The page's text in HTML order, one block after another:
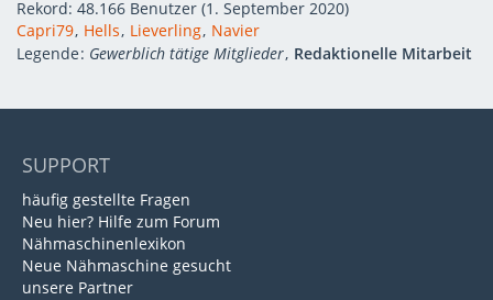
Rekord: 48.166 Benutzer (1. September 2020)
Capri79 Hells Lieverling Navier
Legende Gewerblich tätige Mitglieder Redaktionelle Mitarbeit
SUPPORT
häufig gestellte Fragen
Neu hier? Hilfe zum Forum
Nähmaschinenlexikon
Neue Nähmaschine gesucht
unsere Partner